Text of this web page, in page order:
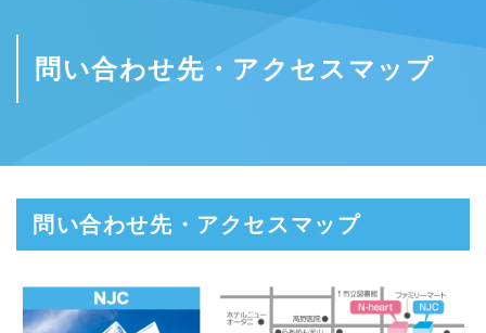
問い合わせ先・アクセスマップ
問い合わせ先・アクセスマップ